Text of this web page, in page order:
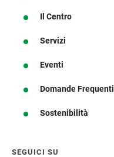
Il Centro
Servizi
Eventi
Domande Frequenti
Sostenibilità
SEGUICI SU